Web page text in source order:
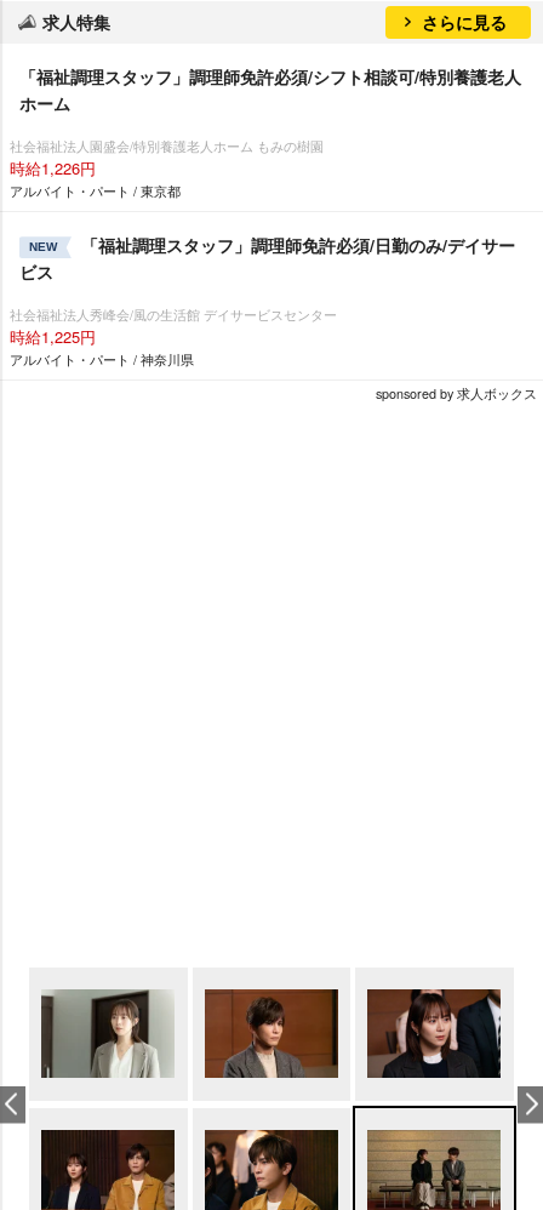
求人特集 さらに見る
「福祉調理スタッフ」調理師免許必須/シフト相談可/特別養護老人
ホーム
社会福祉法人園盛会/特別養護老人ホーム もみの樹園
時給1,226円
アルバイト・パート / 東京都
NEW
「福祉調理スタッフ」調理師免許必須/日勤のみ/デイサー
ビス
社会福祉法人秀峰会/風の生活館 デイサービスセンター
時給1,225円
アルバイト・パート / 神奈川県
sponsored by 求人ボックス